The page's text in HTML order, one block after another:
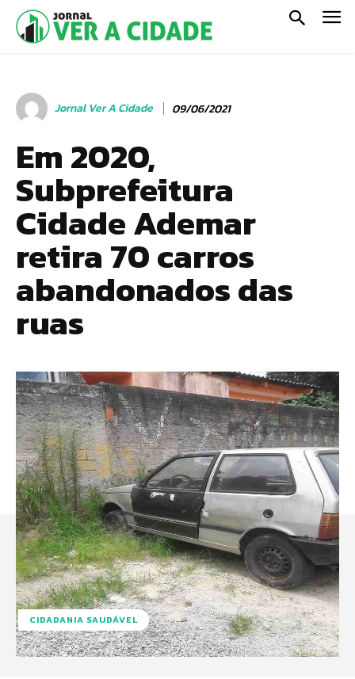
Jornal Ver A Cidade 09/06/2021
Em 2020,
Subprefeitura
Cidade Ademar
retira 70 carros
abandonados das
ruas
CIDADANIA SAUDÁVEL